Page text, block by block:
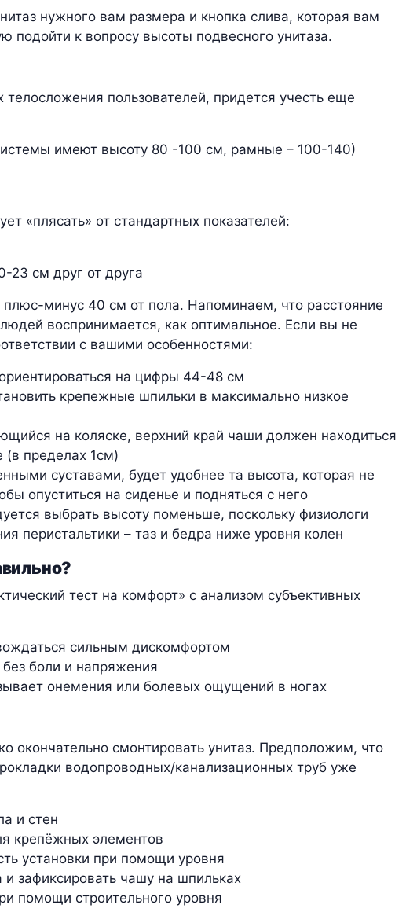
нужного вам размера и кнопка слива, которая вам
подойти к вопросу высоты подвесного унитаза.
пользователей, придется учесть еще
имеют высоту 80 -100 см, рамные – 100-140)
«плясать» от стандартных показателей:
23 см друг от друга
минус 40 см от пола. Напоминаем, что расстояние
воспринимается, как оптимальное. Если вы не
с вашими особенностями:
на цифры 44-48 см
крепежные шпильки в максимально низкое
на коляске, верхний край чаши должен находиться
(в пределах 1см)
суставами, будет удобнее та высота, которая не
опуститься на сиденье и подняться с него
выбрать высоту поменьше, поскольку физиологи
перистальтики – таз и бедра ниже уровня колен
тест на комфорт» с анализом субъективных
сильным дискомфортом
боли и напряжения
онемения или болевых ощущений в ногах
окончательно смонтировать унитаз. Предположим, что
водопроводных/канализационных труб уже
и стен
крепёжных элементов
установки при помощи уровня
зафиксировать чашу на шпильках
помощи строительного уровня